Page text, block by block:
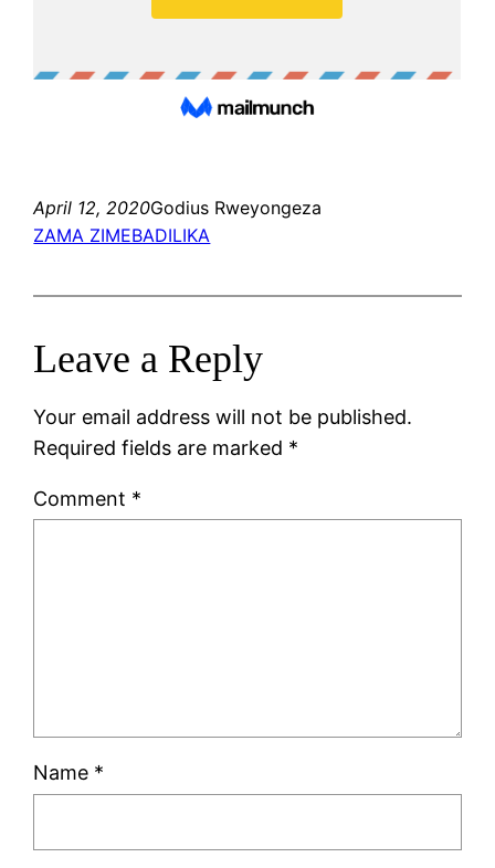
April 12, 2020Godius Rweyongeza
ZAMA ZIMEBADILIKA
Leave a Reply
Your email address will not be published.
Required fields are marked *
Comment *
Name *